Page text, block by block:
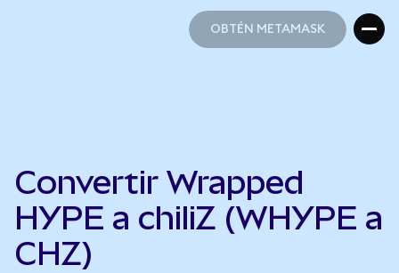
OBTÉN METAMASK
Convertir Wrapped
HYPE a chiliZ (WHYPE a
CHZ)